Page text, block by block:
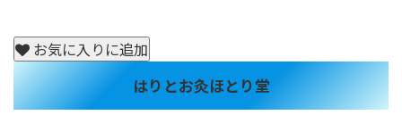
お気に入りに追加
はりとお灸ほとり堂